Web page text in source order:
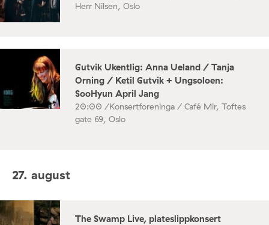
Herr Nilsen, Oslo
Gutvik Ukentlig: Anna Ueland / Tanja
Orning / Ketil Gutvik + Ungsoloen:
SooHyun April Jang
20:00 /Konsertforeninga / Café Mir, Toftes
gate 69, Oslo
27. august
The Swamp Live, plateslippkonsert